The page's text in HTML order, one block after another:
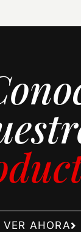
como
líder en el
ofreciendo la
en la
de
de vestir,
y
con
y productos
calidad y
VER AHORA